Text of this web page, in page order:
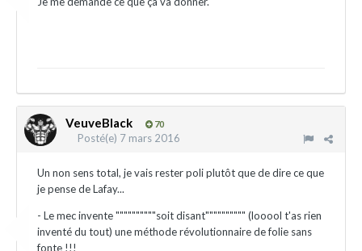
VeuveBlack 70
Posté(e) 7 mars 2016
Un non sens total, je vais rester poli plutôt que de dire ce que
je pense de Lafay...
- Le mec invente """"""""""soit disant"""""""""" (looool t'as rien
inventé du tout) une méthode révolutionnaire de folie sans
fonte !!!